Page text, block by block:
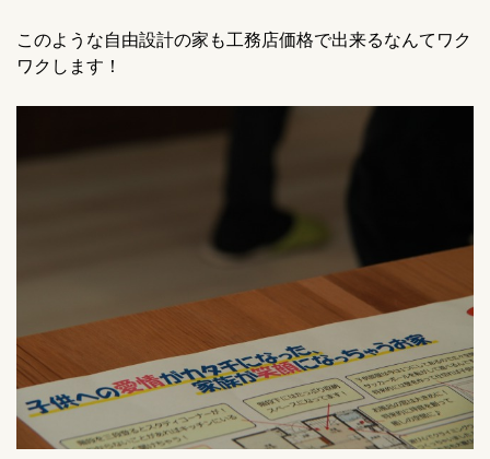
このような自由設計の家も工務店価格で出来るなんてワク
ワクします！